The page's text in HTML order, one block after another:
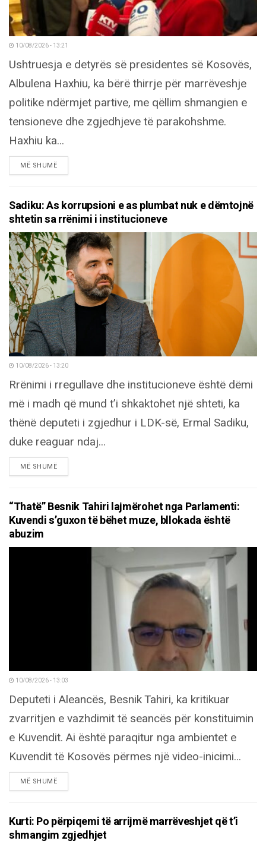
10/08/2026 - 13:21
Ushtruesja e detyrës së presidentes së Kosovës,
Albulena Haxhiu, ka bërë thirrje për marrëveshje
politike ndërmjet partive, me qëllim shmangien e
tensioneve dhe zgjedhjeve të parakohshme.
Haxhiu ka...
MË SHUMËDETAILS
Sadiku: As korrupsioni e as plumbat nuk e dëmtojnë
shtetin sa rrënimi i institucioneve
10/08/2026 - 13:20
Rrënimi i rregullave dhe institucioneve është dëmi
më i madh që mund t’i shkaktohet një shteti, ka
thënë deputeti i zgjedhur i LDK-së, Ermal Sadiku,
duke reaguar ndaj...
MË SHUMËDETAILS
“Thatë” Besnik Tahiri lajmërohet nga Parlamenti:
Kuvendi s’guxon të bëhet muze, bllokada është
abuzim
10/08/2026 - 13:03
Deputeti i Aleancës, Besnik Tahiri, ka kritikuar
zvarritjen e vazhdimit të seancës për konstituimin
e Kuvendit. Ai është paraqitur nga ambientet e
Kuvendit të Kosovës përmes një video-inicimi...
MË SHUMËDETAILS
Kurti: Po përpiqemi të arrijmë marrëveshjet që t’i
shmangim zgjedhjet